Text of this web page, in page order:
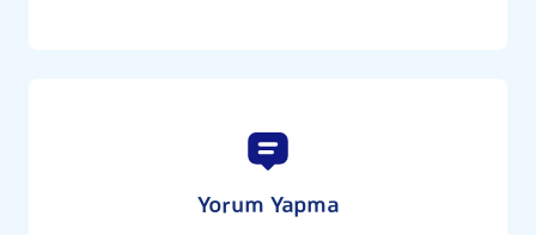
Yorum Yapma